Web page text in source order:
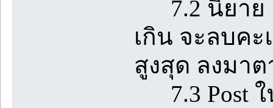
7.2 นิยาย 1
เกิน จะลบค
สูงสุด ลงมา
7.3 Post ใ